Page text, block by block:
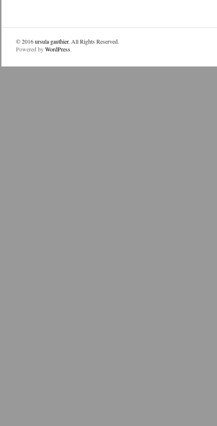
© 2016ursula gauthier. All Rights Reserved.
Powered byWordPress.